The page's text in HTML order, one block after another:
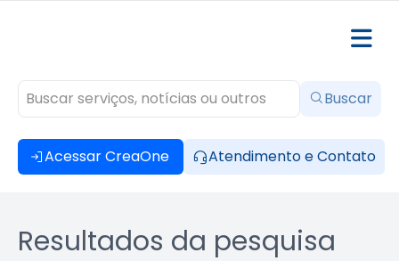
Acessar CreaOne Atendimento e Contato
Buscar
Resultados da pesquisa